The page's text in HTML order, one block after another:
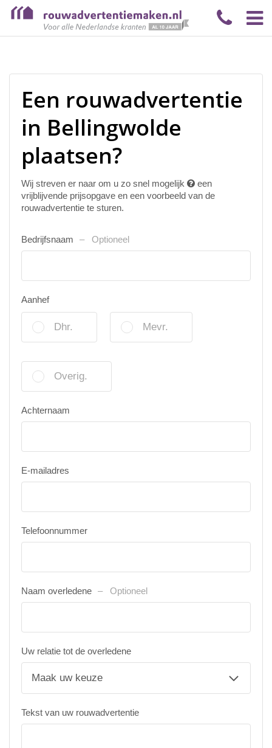
Een rouwadvertentie
in Bellingwolde
plaatsen?
Wij streven er naar om u zo snel mogelijk
een
vrijblijvende prijsopgave en een voorbeeld van de
rouwadvertentie te sturen.
Bedrijfsnaam Optioneel
Aanhef
Dhr. Mevr.
Overig.
Achternaam
E-mailadres
Telefoonnummer
Naam overledene Optioneel
Uw relatie tot de overledene
Tekst van uw rouwadvertentie